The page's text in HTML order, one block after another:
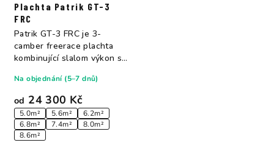
Plachta Patrik GT-3
FRC
od 24 300 Kč
5.0m² 5.6m²
6.2m²
6.8m²
7.4m²
8.0m²
8.6m²
Na objednání (5–7 dnů)
Patrik GT-3 FRC je 3-
camber freerace plachta
kombinující slalom výkon s